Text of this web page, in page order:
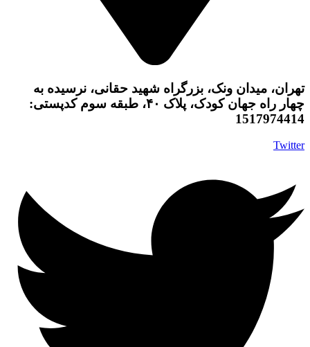
تهران، میدان ونک، بزرگراه شهید حقانی، نرسیده به
چهار راه جهان کودک، پلاک ۴۰، طبقه سوم کدپستی:
1517974414
Twitter